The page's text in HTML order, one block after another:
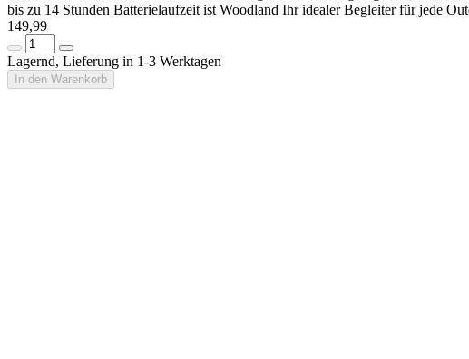
bis zu 14 Stunden Batterielaufzeit ist Woodland Ihr idealer Begleiter für jede
149,99
Lagernd, Lieferung in 1-3 Werktagen
In den Warenkorb